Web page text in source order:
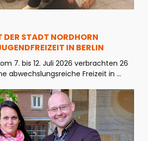
DER STADT NORDHORN
IN BERLIN
7. bis 12. Juli 2026 verbrachten 26
abwechslungsreiche Freizeit in ...